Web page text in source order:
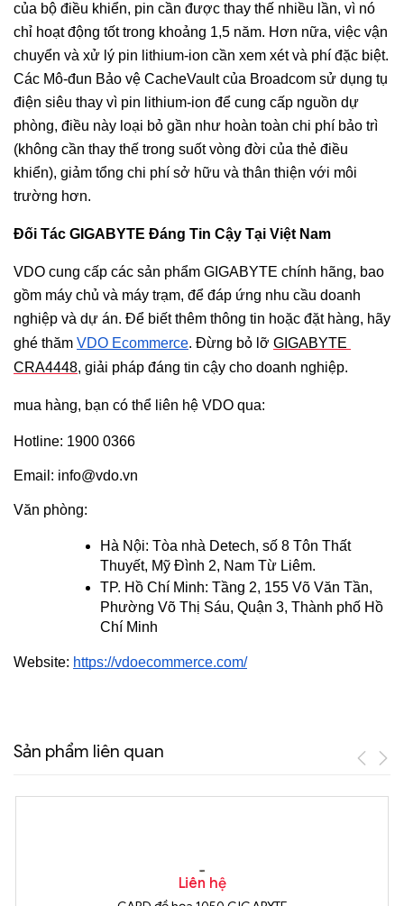
của bộ điều khiển, pin cần được thay thế nhiều lần, vì nó
chỉ hoạt động tốt trong khoảng 1,5 năm. Hơn nữa, việc vận
chuyển và xử lý pin lithium-ion cần xem xét và phí đặc biệt.
Các Mô-đun Bảo vệ CacheVault của Broadcom sử dụng tụ
điện siêu thay vì pin lithium-ion để cung cấp nguồn dự
phòng, điều này loại bỏ gần như hoàn toàn chi phí bảo trì
(không cần thay thế trong suốt vòng đời của thẻ điều
khiển), giảm tổng chi phí sở hữu và thân thiện với môi
trường hơn.
Đối Tác GIGABYTE Đáng Tin Cậy Tại Việt Nam
VDO cung cấp các sản phẩm GIGABYTE chính hãng, bao
gồm máy chủ và máy trạm, để đáp ứng nhu cầu doanh
nghiệp và dự án. Để biết thêm thông tin hoặc đặt hàng, hãy
ghé thăm VDO Ecommerce. Đừng bỏ lỡ GIGABYTE
CRA4448, giải pháp đáng tin cậy cho doanh nghiệp.
mua hàng, bạn có thể liên hệ VDO qua:
Hotline: 1900 0366
Email: info@vdo.vn
Văn phòng:
Hà Nội: Tòa nhà Detech, số 8 Tôn Thất
Thuyết, Mỹ Đình 2, Nam Từ Liêm.
TP. Hồ Chí Minh: Tầng 2, 155 Võ Văn Tần,
Phường Võ Thị Sáu, Quận 3, Thành phố Hồ
Chí Minh
Website: https://vdoecommerce.com/
Sản phẩm liên quan
Liên hệ